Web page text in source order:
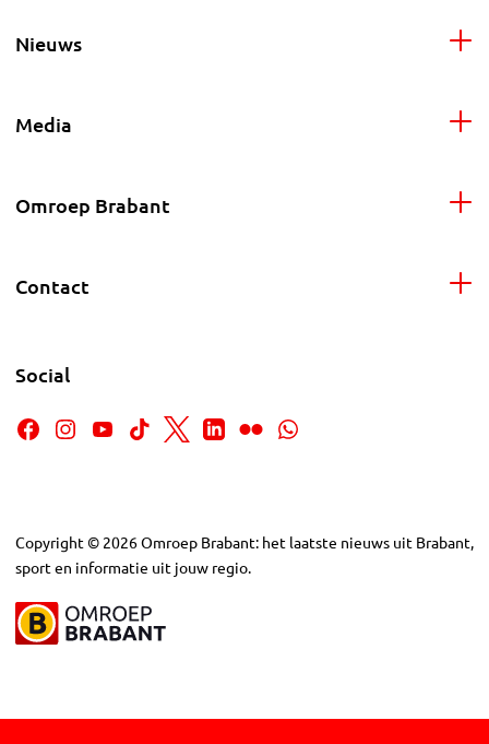
Nieuws
Media
Omroep Brabant
Contact
Social
Copyright © 2026Omroep Brabant: het laatste nieuws uit Brabant,
sport en informatie uit jouw regio.